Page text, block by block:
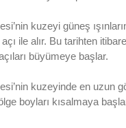
kuzeyi güneş
ile alır. Bu tarihten
büyümeye başlar.
kuzeyinde en uzun
boyları kısalmaya